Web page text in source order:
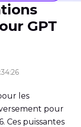
GPT
les
pour
Ces puissantes